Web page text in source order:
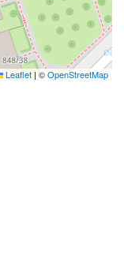
Leaflet | ©OpenStreetMap